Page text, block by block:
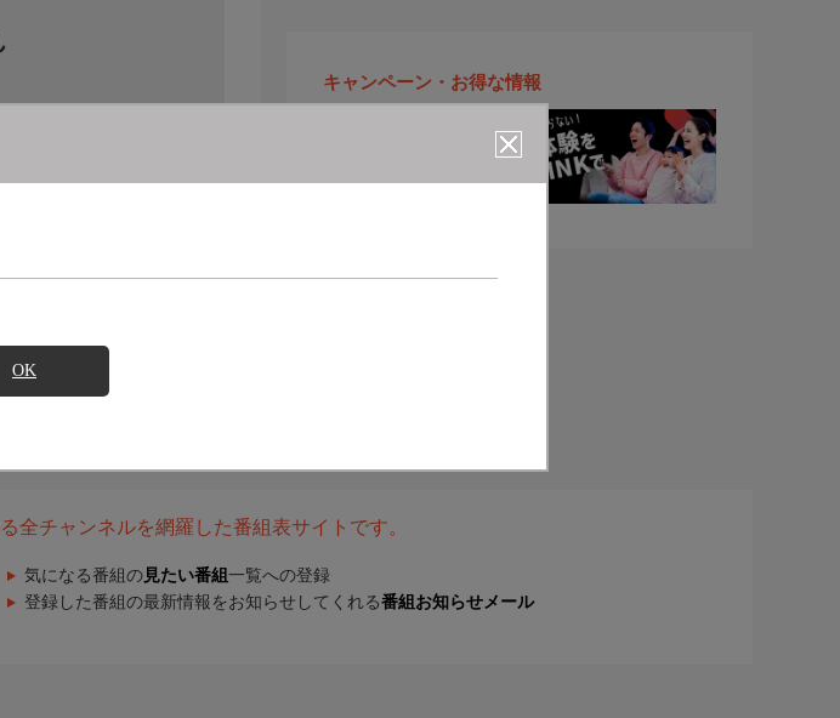
OK
キャンペーン・お得な情報
全チャンネルを網羅した番組表サイトです。
気になる番組の 見たい番組 一覧への登録
登録した番組の最新情報をお知らせしてくれる番組お知らせメール